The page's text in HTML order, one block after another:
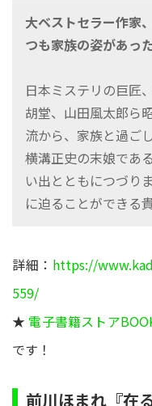
大ベストセラー作家
つも家族の姿があっ
日本ミステリの巨匠
胡堂、山田風太郎ら
流から、家族と過ご
横溝正史の末娘であ
い出とともにつづり
に迫ることができる
詳細： https://
559/
★ 電子書籍ストア
です！
前川ほまれ『在